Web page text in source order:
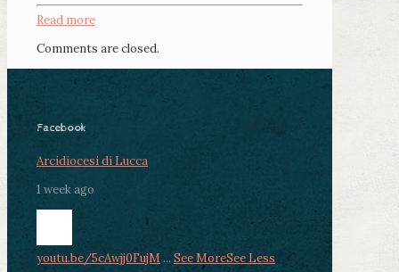
Read more
Comments are closed.
Facebook
Arcidiocesi di Lucca
1 week ago
youtu.be/5cAwjj0FujM ... See MoreSee Less